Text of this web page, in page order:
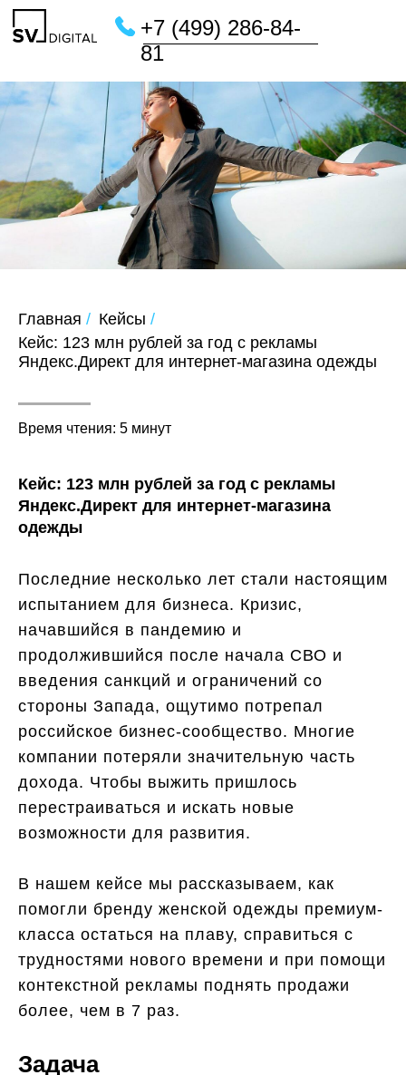
+7 (499) 286-84-
Главная / Кейсы /
Кейс: 123 млн рублей за год с рекламы
Яндекс.Директ для интернет-магазина одежды
Время чтения: 5 минут
Кейс: 123 млн рублей за год с рекламы
Яндекс.Директ для интернет-магазина
одежды
Последние несколько лет стали настоящим
испытанием для бизнеса. Кризис,
начавшийся в пандемию и
продолжившийся после начала СВО и
введения санкций и ограничений со
стороны Запада, ощутимо потрепал
российское бизнес-сообщество. Многие
компании потеряли значительную часть
дохода. Чтобы выжить пришлось
перестраиваться и искать новые
возможности для развития.
В нашем кейсе мы рассказываем, как
помогли бренду женской одежды премиум-
класса остаться на плаву, справиться с
трудностями нового времени и при помощи
контекстной рекламы поднять продажи
более, чем в 7 раз.
Задача